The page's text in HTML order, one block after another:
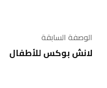
الوصفة السابقة
لانش بوكس للأطفال